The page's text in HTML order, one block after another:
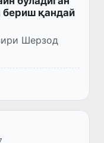
бериш қандай
Шерзод